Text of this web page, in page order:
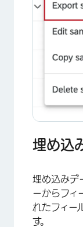
埋め込
埋め込みデ
ーからフィ
れたフィー
す。